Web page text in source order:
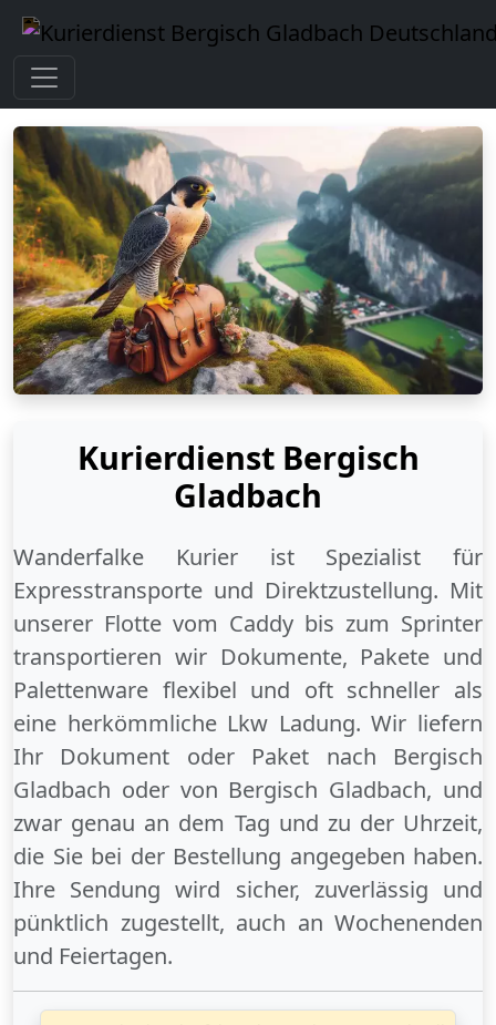
Kurierdienst Bergisch
Gladbach
Wanderfalke Kurier ist Spezialist für
Expresstransporte und Direktzustellung. Mit
unserer Flotte vom Caddy bis zum Sprinter
transportieren wir Dokumente, Pakete und
Palettenware flexibel und oft schneller als
eine herkömmliche Lkw Ladung. Wir liefern
Ihr Dokument oder Paket nach Bergisch
Gladbach oder von Bergisch Gladbach, und
zwar genau an dem Tag und zu der Uhrzeit,
die Sie bei der Bestellung angegeben haben.
Ihre Sendung wird sicher, zuverlässig und
pünktlich zugestellt, auch an Wochenenden
und Feiertagen.